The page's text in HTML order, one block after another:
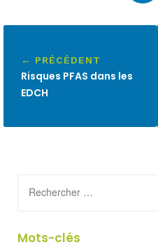
← PRÉCÉDENT
Risques PFAS dans les
EDCH
Mots-clés